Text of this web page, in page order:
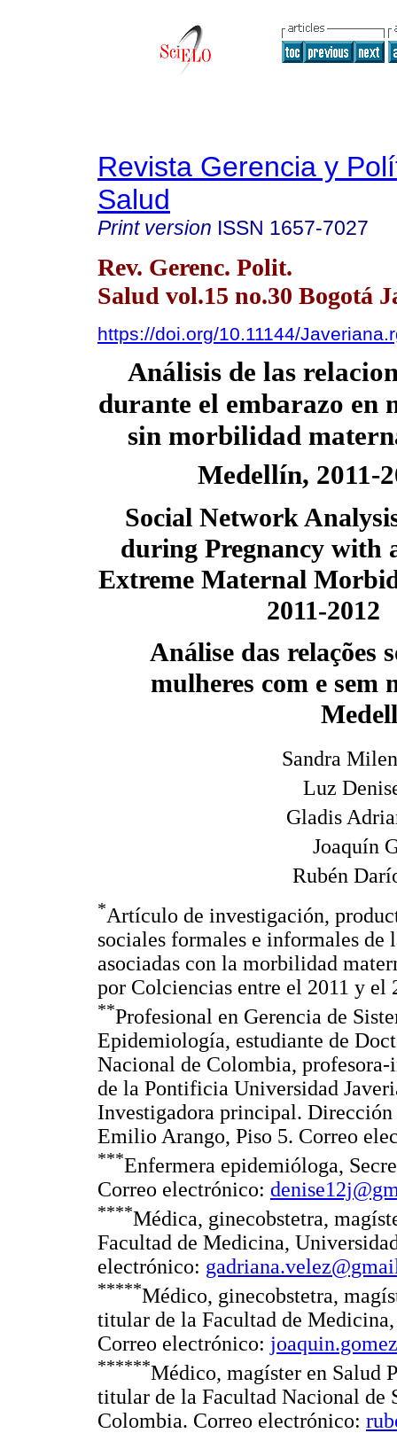
Revista Gerencia y
Salud
Print version ISSN 1657-7027
Rev. Gerenc. Polit.
Salud vol.15 no.30 Bogotá
https://doi.org/10.11144/
Análisis de las
durante el embarazo en
sin morbilidad
Medellín, 2011-
Social Network
during Pregnancy with
Extreme Maternal
2011-2012
Análise das relações
mulheres com e sem
Sandra
Luz
Gladis
Joaquín
Rubén
*Artículo de investigación,
sociales formales e informales de
asociadas con la morbilidad
por Colciencias entre el 2011 y el
**Profesional en Gerencia de
Epidemiología, estudiante de
Nacional de Colombia,
de la Pontificia Universidad
Investigadora principal.
Emilio Arango, Piso 5. Correo
***Enfermera epidemióloga,
Correo electrónico:
****Médica, ginecobstetra,
Facultad de Medicina,
electrónico:
*****Médico, ginecobstetra,
titular de la Facultad de
Correo electrónico:
******Médico, magíster en Salud
titular de la Facultad Nacional de
Colombia. Correo electrónico: